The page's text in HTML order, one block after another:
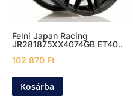
Felni Japan Racing
JR281875XX4074GB ET40..
102 870 Ft
Kosárba